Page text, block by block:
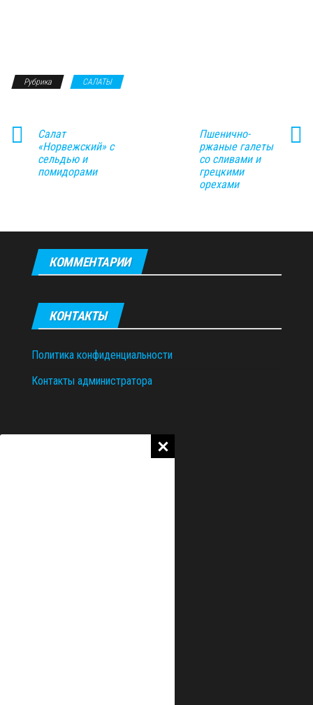
Рубрика САЛАТЫ
Салат
«Норвежский» с
сельдью и
помидорами
Пшенично-
ржаные галеты
со сливами и
грецкими
орехами
КОММЕНТАРИИ
КОНТАКТЫ
Политика конфиденциальности
Контакты администратора